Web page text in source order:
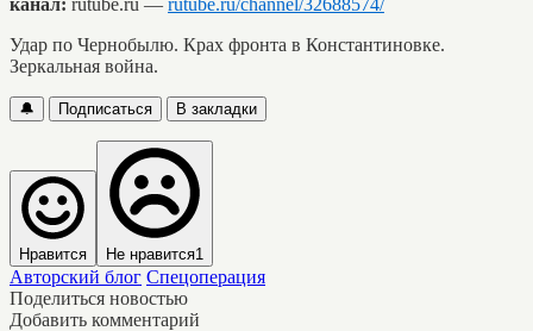
Удар по Чернобылю. Крах фронта в Константиновке.
Зеркальная война.
🔔 Подписаться В закладки
Нравится Не нравится1
Авторский блог Спецоперация
Поделиться новостью
Добавить комментарий